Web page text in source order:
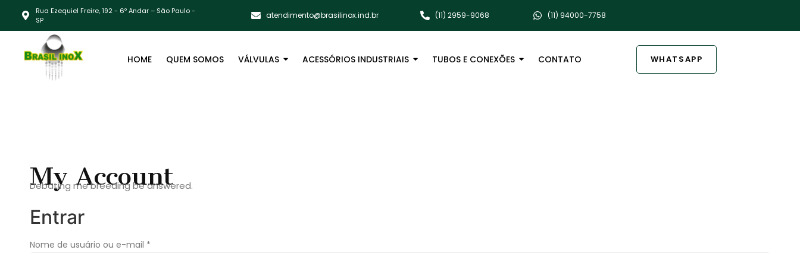
Rua Ezequiel Freire, 192 - 6º Andar – São Paulo -
SP
atendimento@brasilinox.ind.br (11) 2959-9068 (11) 94000-7758
HOME QUEM SOMOS VÁLVULAS ACESSÓRIOS INDUSTRIAIS TUBOS E CONEXÕES CONTATO WHATSAPP
My Account
Debating me breeding be answered.
Entrar
Nome de usuário ou e-mail *